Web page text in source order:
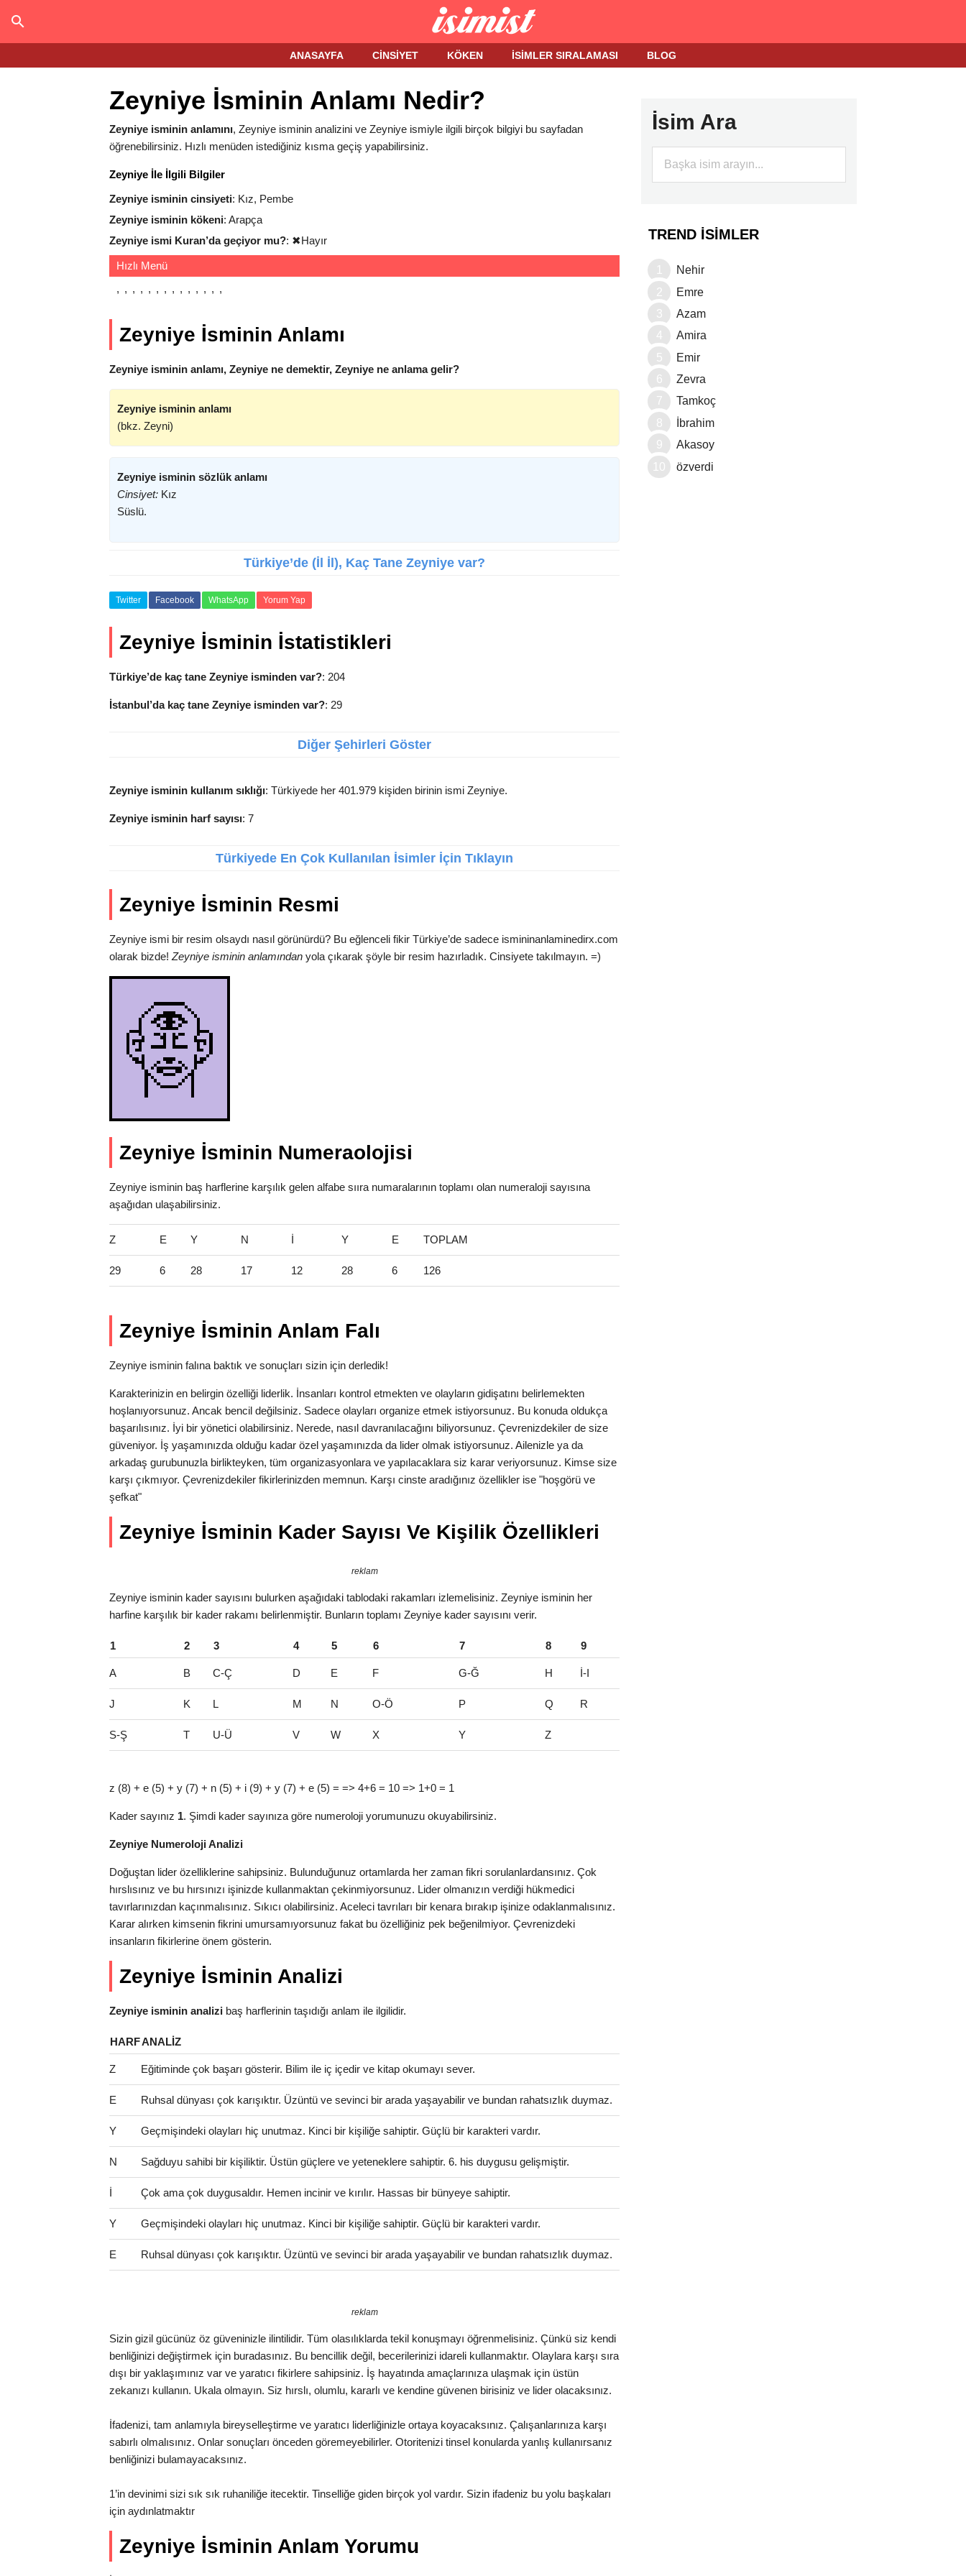
ANASAYFA CINSIYET KÖKEN İSIMLER SIRALAMASI BLOG
Zeyniye İsminin Anlamı Nedir?
Zeyniye isminin anlamını, Zeyniye isminin analizini ve Zeyniye ismiyle ilgili birçok bilgiyi bu sayfadan
öğrenebilirsiniz. Hızlı menüden istediğiniz kısma geçiş yapabilirsiniz.
Zeyniye İle İlgili Bilgiler
Zeyniye isminin cinsiyeti: Kız, Pembe
Zeyniye isminin kökeni: Arapça
Zeyniye ismi Kuran’da geçiyor mu?: ✖Hayır
Hızlı Menü
Zeyniye İsminin Anlamı
Zeyniye isminin anlamı, Zeyniye ne demektir, Zeyniye ne anlama gelir?
Zeyniye isminin anlamı
(bkz. Zeyni)
Zeyniye isminin sözlük anlamı
Cinsiyet: Kız
Süslü.
Türkiye’de (İl İl), Kaç Tane Zeyniye var?
Twitter Facebook WhatsApp Yorum Yap
Zeyniye İsminin İstatistikleri
Türkiye’de kaç tane Zeyniye isminden var?: 204
İstanbul’da kaç tane Zeyniye isminden var?: 29
Diğer Şehirleri Göster
Zeyniye isminin kullanım sıklığı: Türkiyede her 401.979 kişiden birinin ismi Zeyniye.
Zeyniye isminin harf sayısı: 7
Türkiyede En Çok Kullanılan İsimler İçin Tıklayın
Zeyniye İsminin Resmi
Zeyniye ismi bir resim olsaydı nasıl görünürdü? Bu eğlenceli fikir Türkiye’de sadece ismininanlaminedirx.com
olarak bizde! Zeyniye isminin anlamından yola çıkarak şöyle bir resim hazırladık. Cinsiyete takılmayın. =)
Zeyniye İsminin Numeraolojisi
Zeyniye isminin baş harflerine karşılık gelen alfabe sııra numaralarının toplamı olan numeraloji sayısına
aşağıdan ulaşabilirsiniz.
Z E Y N İ Y E TOPLAM
29 6 28 17 12 28 6 126
Zeyniye İsminin Anlam Falı
Zeyniye isminin falına baktık ve sonuçları sizin için derledik!
Karakterinizin en belirgin özelliği liderlik. İnsanları kontrol etmekten ve olayların gidişatını belirlemekten
hoşlanıyorsunuz. Ancak bencil değilsiniz. Sadece olayları organize etmek istiyorsunuz. Bu konuda oldukça
başarılısınız. İyi bir yönetici olabilirsiniz. Nerede, nasıl davranılacağını biliyorsunuz. Çevrenizdekiler de size
güveniyor. İş yaşamınızda olduğu kadar özel yaşamınızda da lider olmak istiyorsunuz. Ailenizle ya da
arkadaş gurubunuzla birlikteyken, tüm organizasyonlara ve yapılacaklara siz karar veriyorsunuz. Kimse size
karşı çıkmıyor. Çevrenizdekiler fikirlerinizden memnun. Karşı cinste aradığınız özellikler ise "hoşgörü ve
şefkat"
Zeyniye İsminin Kader Sayısı Ve Kişilik Özellikleri
reklam
Zeyniye isminin kader sayısını bulurken aşağıdaki tablodaki rakamları izlemelisiniz. Zeyniye isminin her
harfine karşılık bir kader rakamı belirlenmiştir. Bunların toplamı Zeyniye kader sayısını verir.
1 2 3 4 5 6 7 8 9
A B C-Ç D E F G-Ğ H İ-I
J K L M N O-Ö P Q R
S-Ş T U-Ü V W X Y Z
z (8) + e (5) + y (7) + n (5) + i (9) + y (7) + e (5) = => 4+6 = 10 => 1+0 = 1
Kader sayınız 1. Şimdi kader sayınıza göre numeroloji yorumunuzu okuyabilirsiniz.
Zeyniye Numeroloji Analizi
Doğuştan lider özelliklerine sahipsiniz. Bulunduğunuz ortamlarda her zaman fikri sorulanlardansınız. Çok
hırslısınız ve bu hırsınızı işinizde kullanmaktan çekinmiyorsunuz. Lider olmanızın verdiği hükmedici
tavırlarınızdan kaçınmalısınız. Sıkıcı olabilirsiniz. Aceleci tavrıları bir kenara bırakıp işinize odaklanmalısınız.
Karar alırken kimsenin fikrini umursamıyorsunuz fakat bu özelliğiniz pek beğenilmiyor. Çevrenizdeki
insanların fikirlerine önem gösterin.
Zeyniye İsminin Analizi
Zeyniye isminin analizi baş harflerinin taşıdığı anlam ile ilgilidir.
HARFANALIZ
Z Eğitiminde çok başarı gösterir. Bilim ile iç içedir ve kitap okumayı sever.
E Ruhsal dünyası çok karışıktır. Üzüntü ve sevinci bir arada yaşayabilir ve bundan rahatsızlık duymaz.
Y Geçmişindeki olayları hiç unutmaz. Kinci bir kişiliğe sahiptir. Güçlü bir karakteri vardır.
N Sağduyu sahibi bir kişiliktir. Üstün güçlere ve yeteneklere sahiptir. 6. his duygusu gelişmiştir.
İ Çok ama çok duygusaldır. Hemen incinir ve kırılır. Hassas bir bünyeye sahiptir.
Y Geçmişindeki olayları hiç unutmaz. Kinci bir kişiliğe sahiptir. Güçlü bir karakteri vardır.
E Ruhsal dünyası çok karışıktır. Üzüntü ve sevinci bir arada yaşayabilir ve bundan rahatsızlık duymaz.
reklam
Sizin gizil gücünüz öz güveninizle ilintilidir. Tüm olasılıklarda tekil konuşmayı öğrenmelisiniz. Çünkü siz kendi
benliğinizi değiştirmek için buradasınız. Bu bencillik değil, becerilerinizi idareli kullanmaktır. Olaylara karşı sıra
dışı bir yaklaşımınız var ve yaratıcı fikirlere sahipsiniz. İş hayatında amaçlarınıza ulaşmak için üstün
zekanızı kullanın. Ukala olmayın. Siz hırslı, olumlu, kararlı ve kendine güvenen birisiniz ve lider olacaksınız.
İfadenizi, tam anlamıyla bireyselleştirme ve yaratıcı liderliğinizle ortaya koyacaksınız. Çalışanlarınıza karşı
sabırlı olmalısınız. Onlar sonuçları önceden göremeyebilirler. Otoritenizi tinsel konularda yanlış kullanırsanız
benliğinizi bulamayacaksınız.
1’in devinimi sizi sık sık ruhaniliğe itecektir. Tinselliğe giden birçok yol vardır. Sizin ifadeniz bu yolu başkaları
için aydınlatmaktır
Zeyniye İsminin Anlam Yorumu
İsim Ara
TREND İSIMLER
Nehir
Emre
Azam
Amira
Emir
Zevra
Tamkoç
İbrahim
Akasoy
özverdi